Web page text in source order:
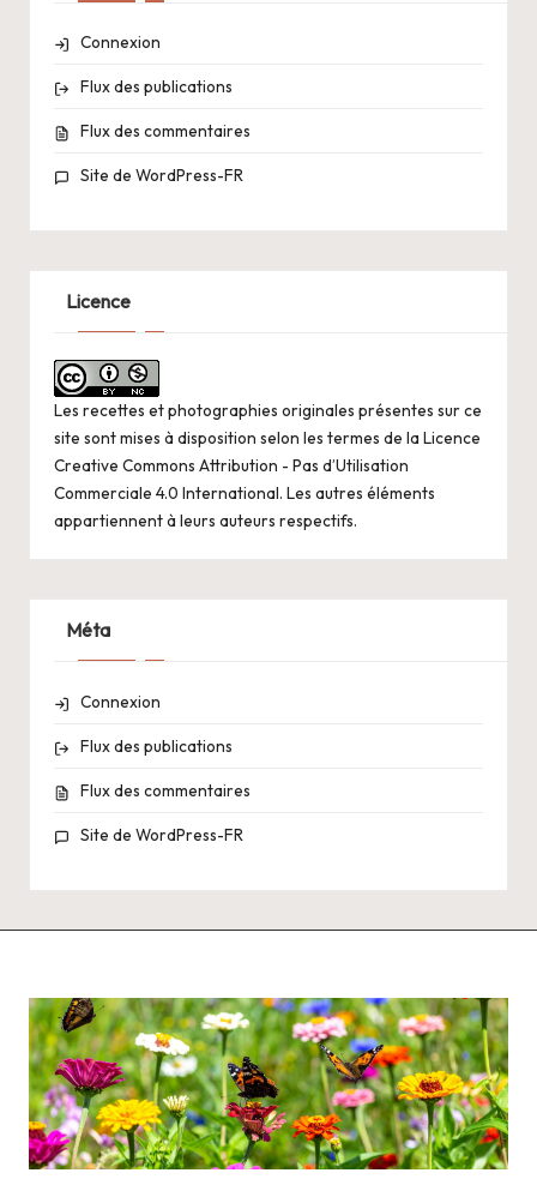
Connexion
Flux des publications
Flux des commentaires
Site de WordPress-FR
Licence
Les recettes et photographies originales présentes sur ce
site sont mises à disposition selon les termes de la Licence
Creative Commons Attribution - Pas d’Utilisation
Commerciale 4.0 International. Les autres éléments
appartiennent à leurs auteurs respectifs.
Méta
Connexion
Flux des publications
Flux des commentaires
Site de WordPress-FR